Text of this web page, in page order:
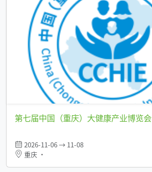
第七届中国（重庆）大健康产业博览会
2026-11-06 → 11-08
重庆 •